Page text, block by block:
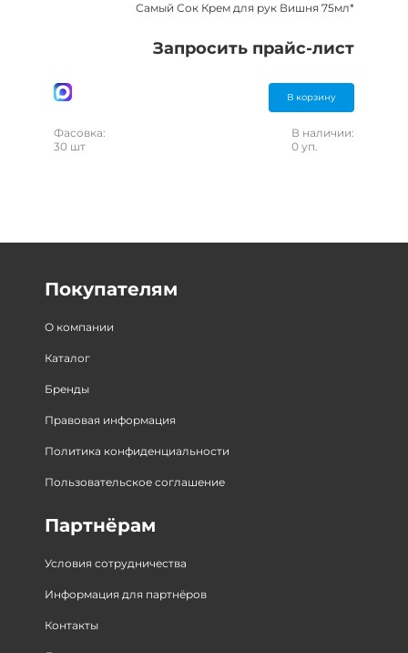
Самый Сок Крем для рук Вишня 75мл*
Запросить прайс-лист
В корзину
Фасовка:
30 шт
В наличии:
0 уп.
Покупателям
О компании
Каталог
Бренды
Правовая информация
Политика конфиденциальности
Пользовательское соглашение
Партнёрам
Условия сотрудничества
Информация для партнёров
Контакты